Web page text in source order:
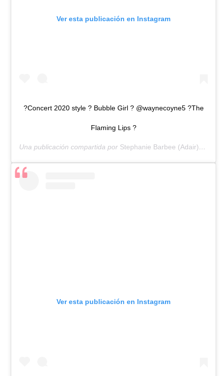
Ver esta publicación en Instagram
?Concert 2020 style ? Bubble Girl ? @waynecoyne5 ?The
Flaming Lips ?
Una publicación compartida por Stephanie Barbee (Adair)?
Ver esta publicación en Instagram